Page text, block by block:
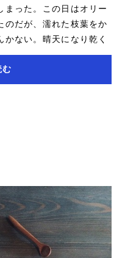
まった。この日はオリー
のだが、濡れた枝葉をか
ない。晴天になり乾く
る枝や古く...
む